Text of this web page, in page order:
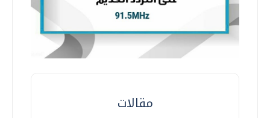
مقالات